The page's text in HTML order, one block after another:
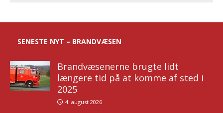
SENESTE NYT – BRANDVÆSEN
Brandvæsenerne brugte lidt
længere tid på at komme af sted i
2025
4. august 2026